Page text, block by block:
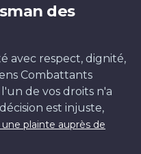
des
avec respect, dignité,
Combattants
de vos droits n'a
est injuste,
plainte auprès de